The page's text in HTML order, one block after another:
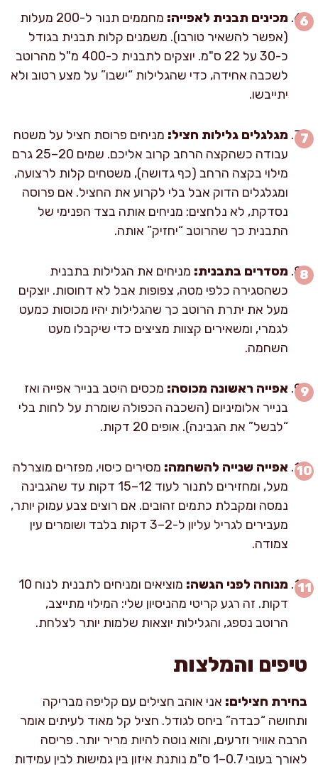
מכינים תבנית לאפייה:
מחממים תנור ל-200 מעלות
(אפשר להשאיר טורבו). משמנים קלות תבנית בגודל
כ-30 על 22 ס"מ. יוצקים לתבנית כ-400 מ"ל מהרוטב
לשכבה אחידה, כדי שהגלילות “ישבו” על מצע רטוב ולא
יתייבשו.
מגלגלים גלילות חציל: מניחים פרוסת חציל על משטח
עבודה כשהקצה הרחב קרוב אליכם. שמים 20–25 גרם
מילוי בקצה הרחב (כף גדושה), משטחים קלות לרצועה,
ומגלגלים הדוק אבל בלי לקרוע את החציל. אם פרוסה
נסדקת, לא נלחצים: מניחים אותה בצד הפנימי של
התבנית כך שהרוטב “יחזיק” אותה.
מסדרים בתבנית: מניחים את הגלילות בתבנית
כשהסגירה כלפי מטה, צפופות אבל לא דחוסות. יוצקים
מעל את יתרת הרוטב כך שהגלילות יהיו מכוסות כמעט
לגמרי, ומשאירים קצוות מציצים כדי שיקבלו מעט
השחמה.
אפייה ראשונה מכוסה: מכסים היטב בנייר אפייה ואז
בנייר אלומיניום (השכבה הכפולה שומרת על לחות בלי
“לבשל” את הגבינה). אופים 20 דקות.
אפייה שנייה להשחמה: מסירים כיסוי, מפזרים מוצרלה
מעל, ומחזירים לתנור לעוד 12–15 דקות עד שהגבינה
נמסה ומקבלת כתמים זהובים. אם רוצים צבע עמוק יותר,
מעבירים לגריל עליון ל-2–3 דקות בלבד ושומרים עין
צמודה.
מנוחה לפני הגשה:
מוציאים ומניחים לתבנית לנוח 10
דקות. זה רגע קריטי מהניסיון שלי: המילוי מתייצב,
הרוטב נספג, והגלילות יוצאות שלמות יותר לצלחת.
טיפים והמלצות
בחירת חצילים: אני אוהב חצילים עם קליפה מבריקה
ותחושה “כבדה” ביחס לגודל. חציל קל מאוד לעיתים אומר
הרבה אוויר וזרעים, והוא נוטה להיות מריר יותר. פריסה
לאורך בעובי 0.7–1 ס"מ נותנת איזון בין גמישות לבין עמידות